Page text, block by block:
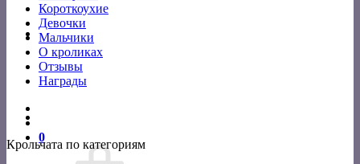
Короткоухие
Девочки
Мальчики
О кроликах
Отзывы
Награды
0
Крольчата по категориям